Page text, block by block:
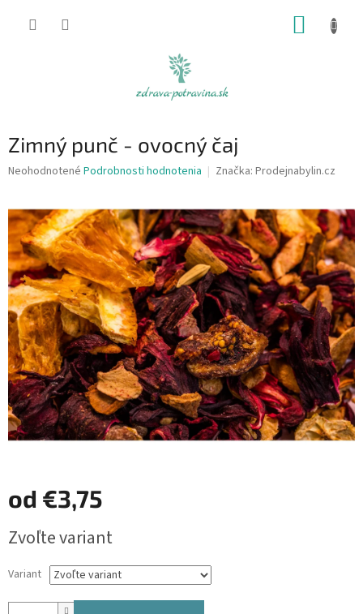
Zimný punč - ovocný čaj
Priemerné
je
0,0
z
5
hviezdičiek.
Neohodnotené Podrobnosti hodnotenia Značka: Prodejnabylin.cz
od €3,75
cena:
Zvoľte variant
Variant